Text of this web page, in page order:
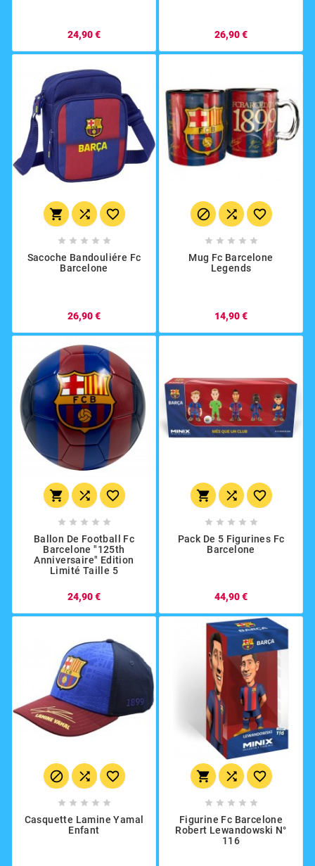
24,90 € 26,90 €
  
    
Sacoche Bandouliére Fc
Barcelone
26,90 €
  
    
Mug Fc Barcelone
Legends
14,90 €
  
    
Ballon De Football Fc
Barcelone "125th
Anniversaire" Edition
Limité Taille 5
24,90 €
  
    
Pack De 5 Figurines Fc
Barcelone
44,90 €
  
    
Casquette Lamine Yamal
Enfant
  
    
Figurine Fc Barcelone
Robert Lewandowski N°
116